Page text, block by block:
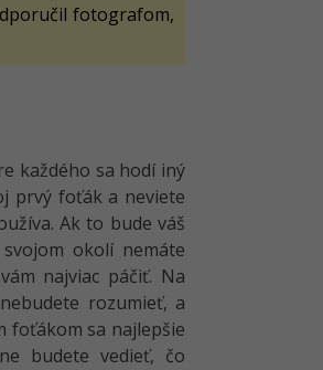
fotografom,
každého sa hodí iný
prvý foťák a neviete
Ak to bude váš
okolí nemáte
najviac páčiť. Na
rozumieť, a
foťákom sa najlepšie
budete vedieť, čo